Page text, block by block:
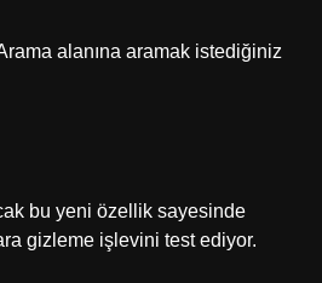
alanına aramak istediğiniz
bu yeni özellik sayesinde
gizleme işlevini test ediyor.